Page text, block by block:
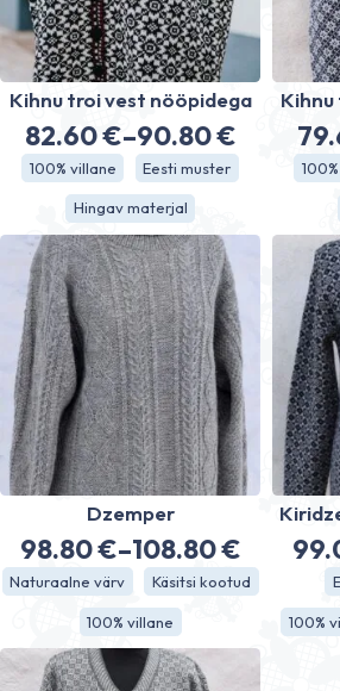
Kihnu troi vest nööpidega
82.60€–90.80€
Hinnavahemik:
82.60 €
kuni
90.80 €
100% villane Eesti muster
Hingav materjal
Dzemper
98.80€–108.80€
Hinnavahemik:
98.80 €
kuni
108.80 €
Naturaalne värv Käsitsi kootud
100% villane 100%